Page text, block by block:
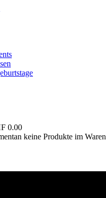
0.00
keine Produkte im